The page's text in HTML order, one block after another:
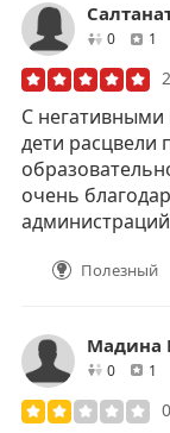
0друзей1
С
дети расцвели
очень
администраций
Полезный
Мадина
0друзей1